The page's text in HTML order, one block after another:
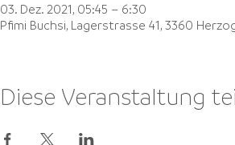
03. Dez. 2021, 05:45 – 6:30
Pfimi Buchsi, Lagerstrasse 41, 3360
Diese Veranstaltung